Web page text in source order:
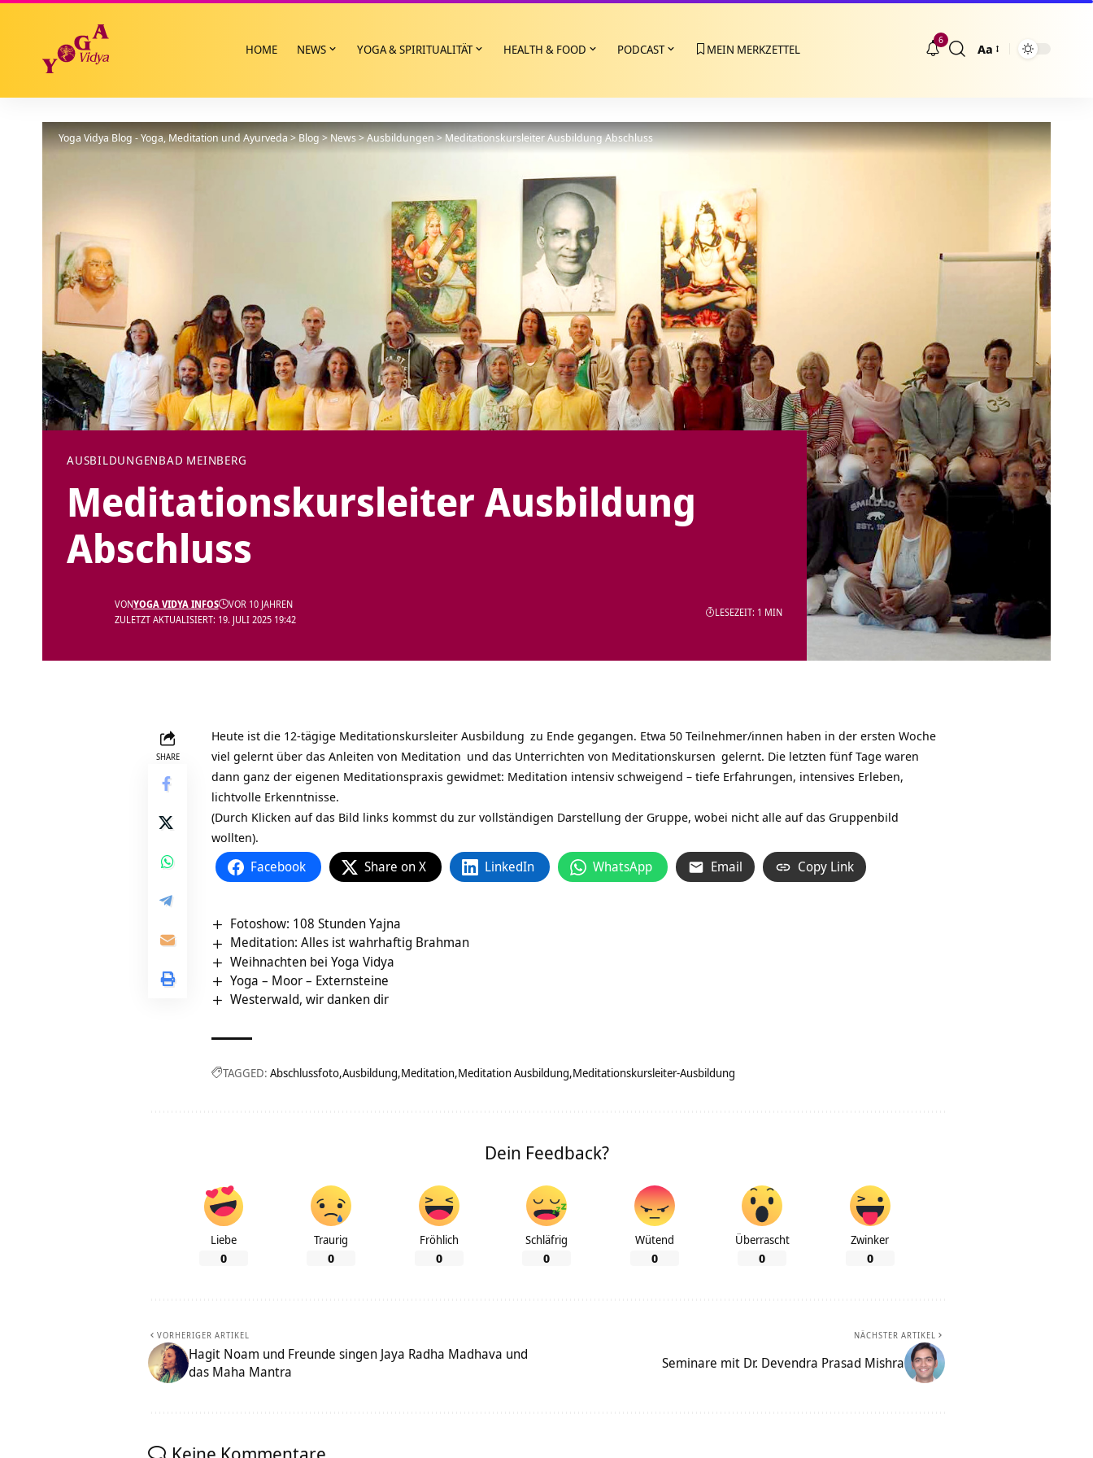
HOME NEWS YOGA & SPIRITUALITÄT HEALTH & FOOD PODCAST MEIN MERKZETTEL
6
Größenänderung
Aa
Yoga Vidya Blog - Yoga, Meditation und Ayurveda>Blog>News>Ausbildungen>Meditationskursleiter Ausbildung Abschluss
AUSBILDUNGENBAD MEINBERG
Meditationskursleiter Ausbildung
Abschluss
ZULETZT AKTUALISIERT: 19. JULI 2025 19:42
VONYOGA VIDYA INFOS VOR 10 JAHREN
LESEZEIT: 1 MIN
SHARE
Heute ist die 12-tägige Meditationskursleiter Ausbildung zu Ende gegangen. Etwa 50 Teilnehmer/innen haben in der ersten Woche
viel gelernt über das Anleiten von Meditation und das Unterrichten von Meditationskursen gelernt. Die letzten fünf Tage waren
dann ganz der eigenen Meditationspraxis gewidmet: Meditation intensiv schweigend – tiefe Erfahrungen, intensives Erleben,
lichtvolle Erkenntnisse.
(Durch Klicken auf das Bild links kommst du zur vollständigen Darstellung der Gruppe, wobei nicht alle auf das Gruppenbild
wollten).
Facebook Share on X LinkedIn WhatsApp Email Copy Link
Fotoshow: 108 Stunden Yajna
Meditation: Alles ist wahrhaftig Brahman
Weihnachten bei Yoga Vidya
Yoga – Moor – Externsteine
Westerwald, wir danken dir
TAGGED: Abschlussfoto Ausbildung Meditation Meditation Ausbildung Meditationskursleiter-Ausbildung
Dein Feedback?
Liebe
0
Traurig
0
Fröhlich
0
Schläfrig
0
Wütend
0
Überrascht
0
Zwinker
0
VORHERIGER ARTIKEL
Hagit Noam und Freunde singen Jaya Radha Madhava und
das Maha Mantra
NÄCHSTER ARTIKEL
Seminare mit Dr. Devendra Prasad Mishra